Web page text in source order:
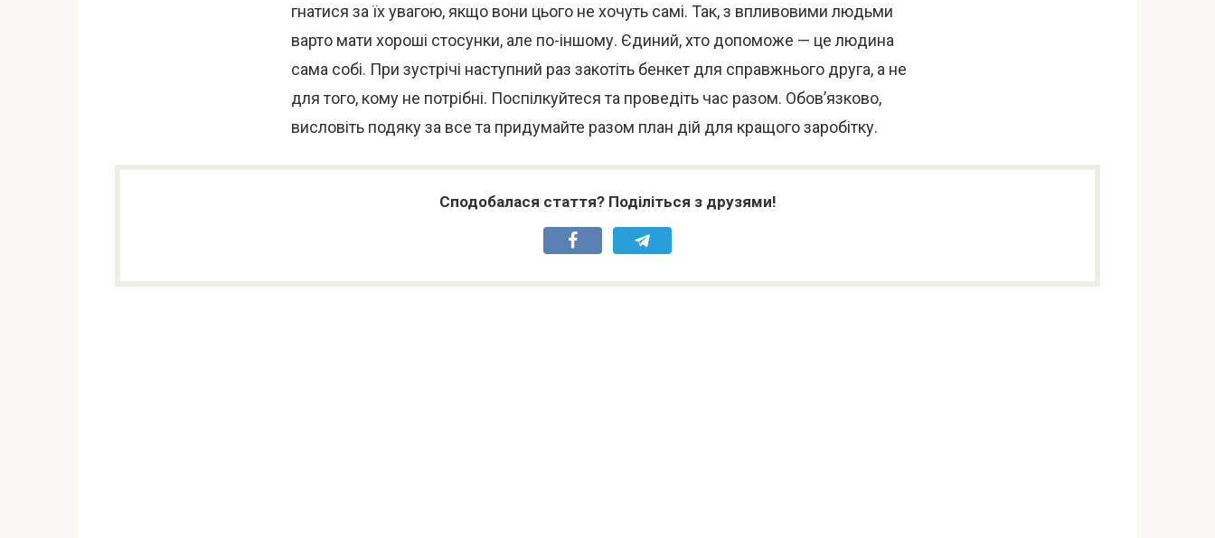
гнатися за їх увагою, якщо вони цього не хочуть самі. Так, з впливовими людьми
варто мати хороші стосунки, але по-іншому. Єдиний, хто допоможе — це людина
сама собі. При зустрічі наступний раз закотіть бенкет для справжнього друга, а не
для того, кому не потрібні. Поспілкуйтеся та проведіть час разом. Обов’язково,
висловіть подяку за все та придумайте разом план дій для кращого заробітку.
Сподобалася стаття? Поділіться з друзями!